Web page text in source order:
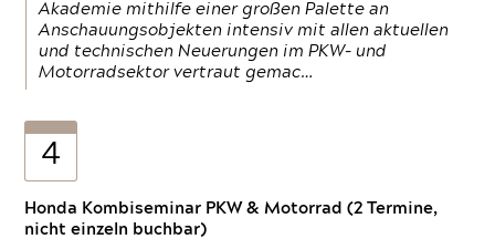
Akademie mithilfe einer großen Palette an
Anschauungsobjekten intensiv mit allen aktuellen
und technischen Neuerungen im PKW- und
Motorradsektor vertraut gemac…
4
Honda Kombiseminar PKW & Motorrad (2 Termine,
nicht einzeln buchbar)